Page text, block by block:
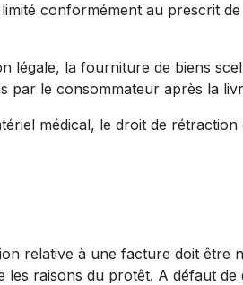
au prescrit de
légale, la fourniture de biens
par le consommateur après la
médical, le droit de
relative à une facture doit être
les raisons du protêt. A défaut